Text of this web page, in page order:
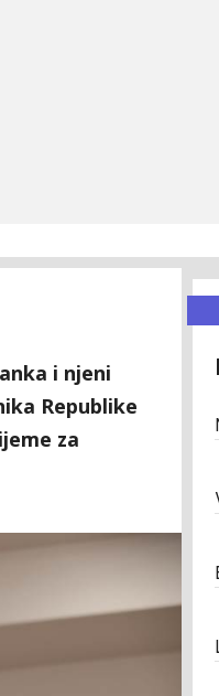
i njeni
Republike
za